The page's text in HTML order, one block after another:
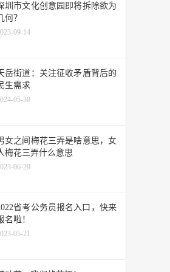
圳市文化创意园即将拆除欲为
何？
09-14
岳街道：关注征收矛盾背后的
生需求
05-30
女之间梅花三弄是啥意思，女
梅花三弄什么意思
06-29
省考公务员报名入口，快来
名啦！
05-21